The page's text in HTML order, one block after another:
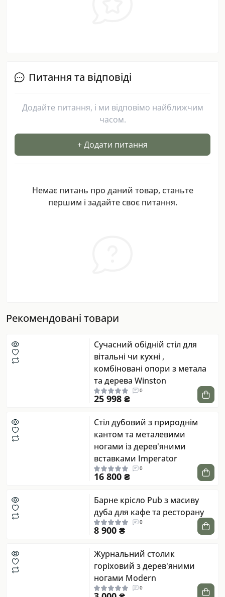
Питання та відповіді
Додайте питання, і ми відповімо найближчим
часом.
+ Додати питання
Немає питань про даний товар, станьте
першим і задайте своє питання.
Рекомендовані товари
Сучасний обідній стіл для
вітальні чи кухні ,
комбіновані опори з метала
та дерева Winston
0
25 998 ₴
Стіл дубовий з природнім
кантом та металевими
ногами із дерев'яними
вставками Imperator
0
16 800 ₴
Барне крісло Pub з масиву
дуба для кафе та ресторану
0
8 900 ₴
Журнальний столик
горіховий з дерев'яними
ногами Modern
0